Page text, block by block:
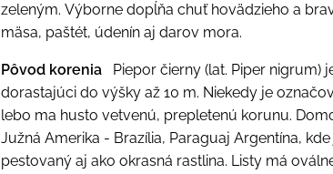
zeleným. Výborne dopĺňa chuť hovädzieho a
mäsa, paštét, údenín aj darov mora.
Pôvod korenia Piepor čierny (lat. Piper nigrum)
dorastajúci do výšky až 10 m. Niekedy je
lebo ma husto vetvenú, prepletenú korunu.
Južná Amerika - Brazília, Paraguaj Argentína,
pestovaný aj ako okrasná rastlina. Listy má